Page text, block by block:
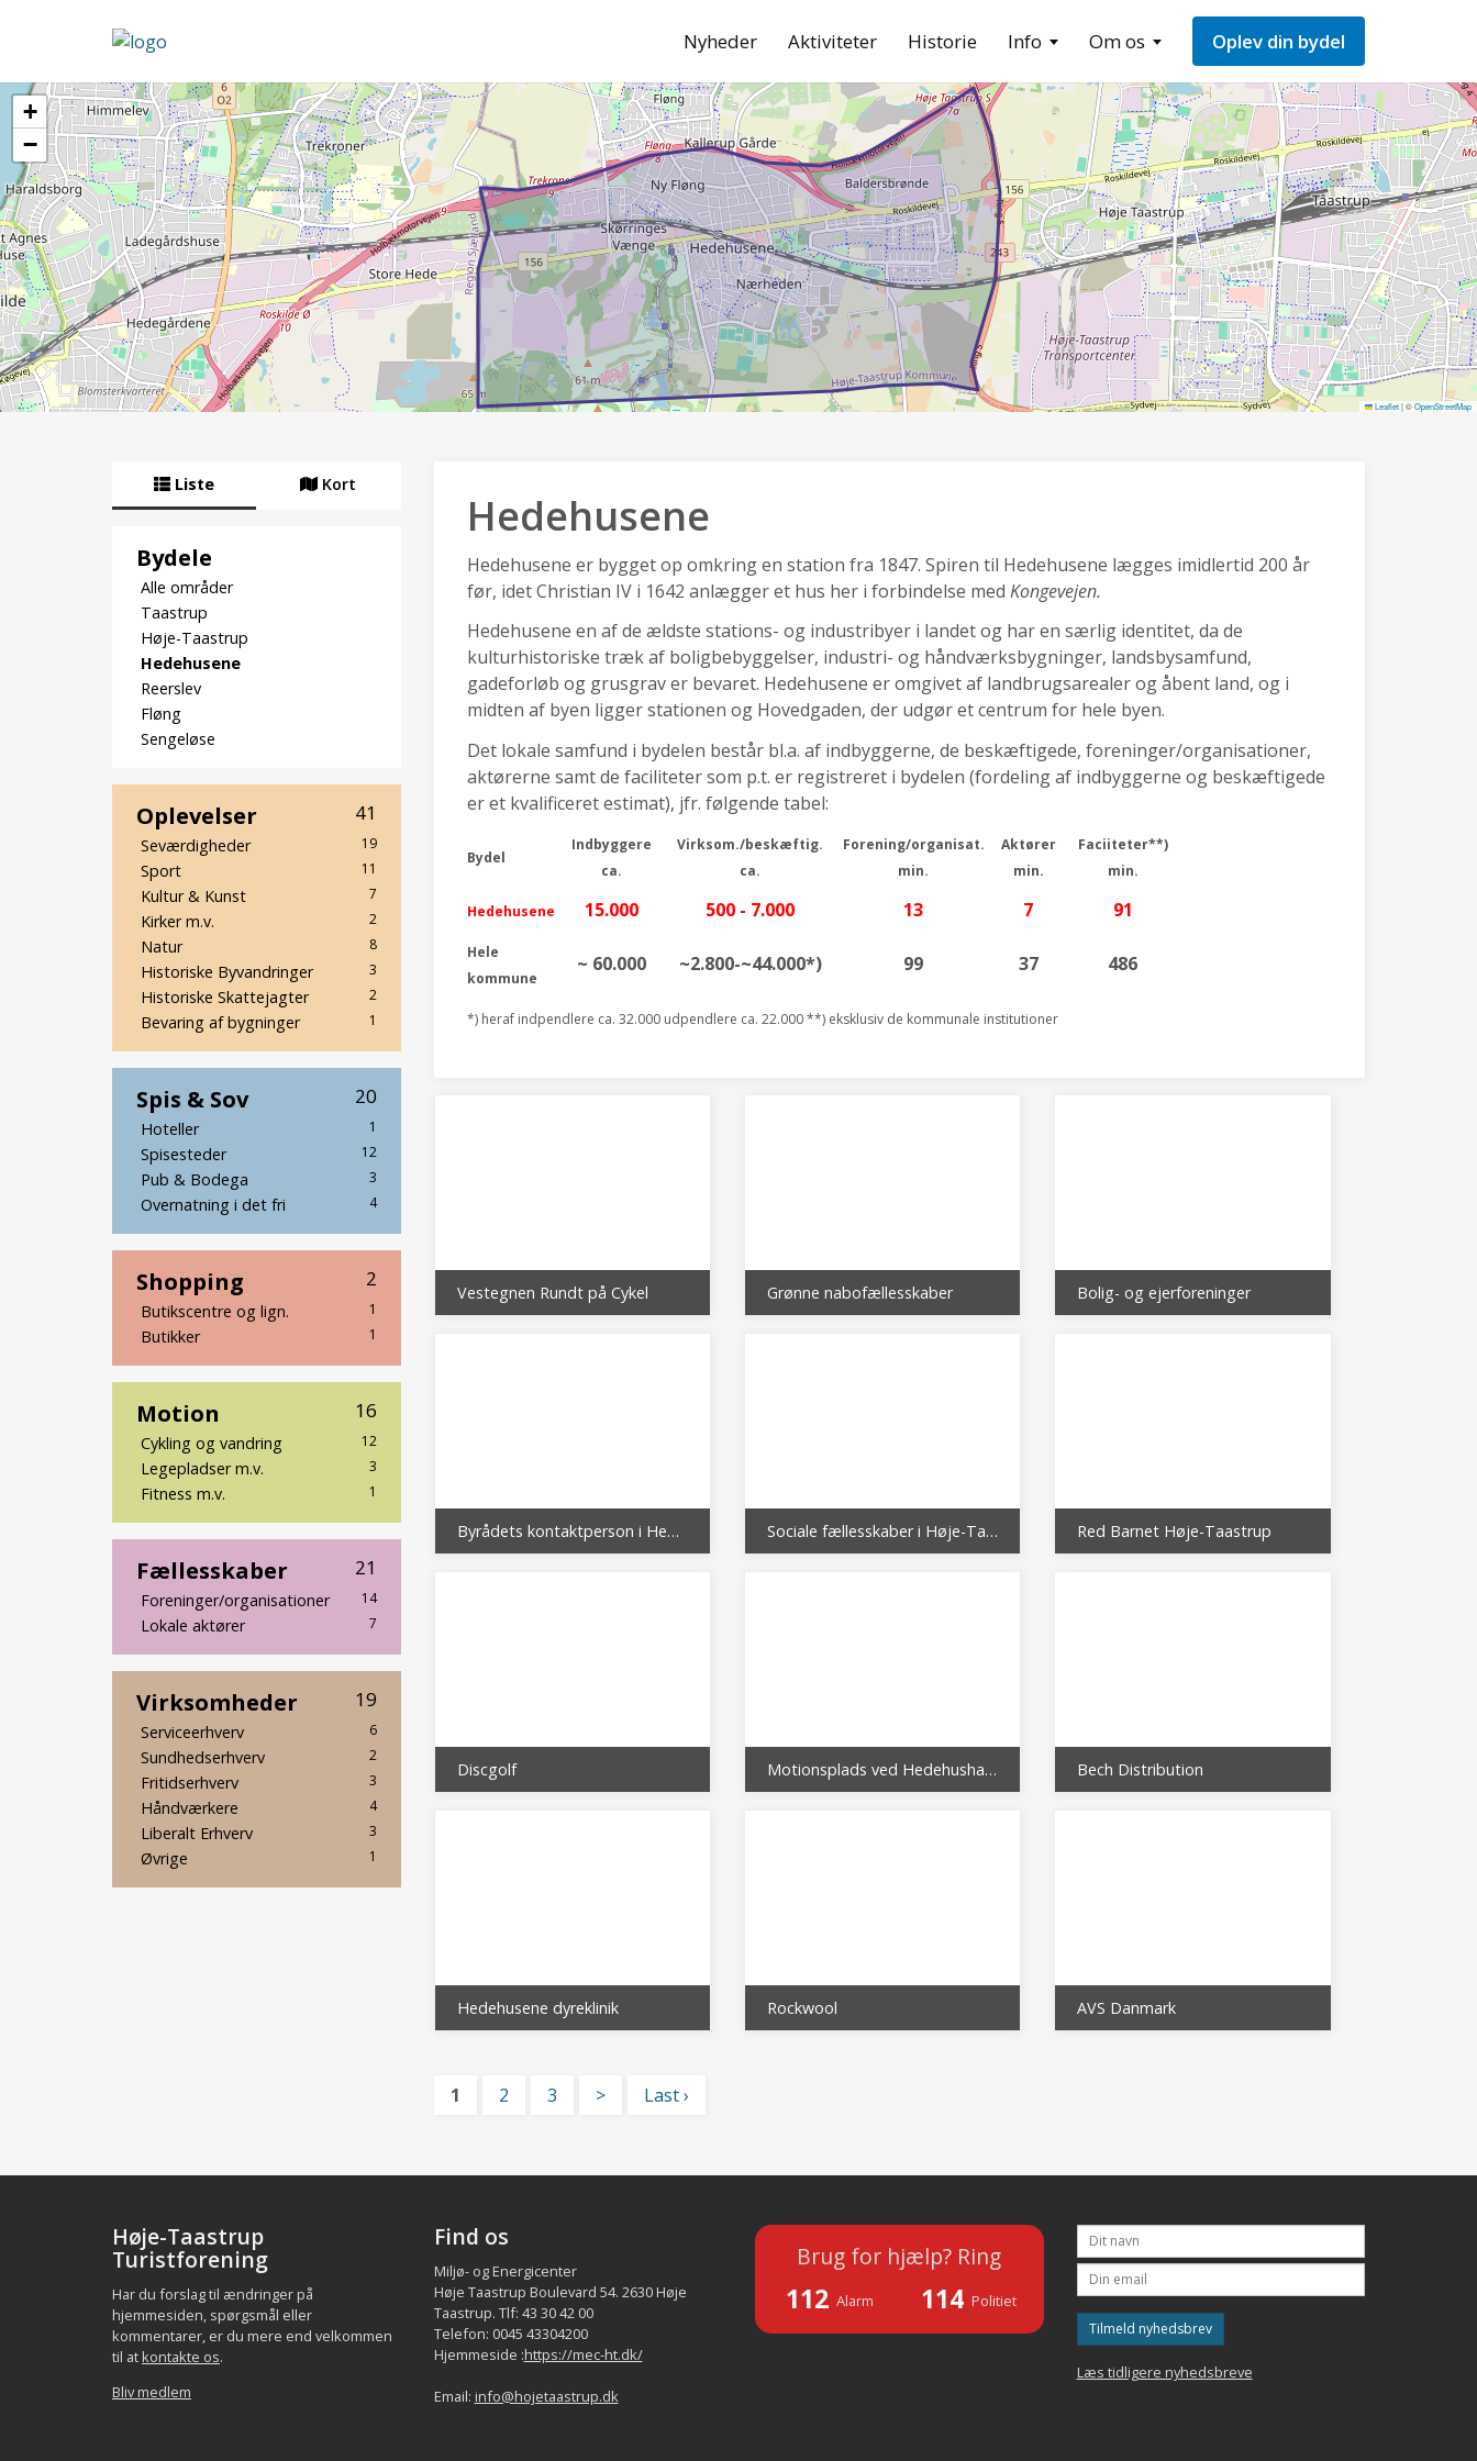
Nyheder Aktiviteter Historie Info Om os Oplev din bydel
+
−
Leaflet|©OpenStreetMap
Liste Kort
Bydele
Alle områder
Taastrup
Høje-Taastrup
Hedehusene
Reerslev
Fløng
Sengeløse
41
Oplevelser
19
Seværdigheder
11
Sport
7
Kultur & Kunst
2
Kirker m.v.
8
Natur
3
Historiske Byvandringer
2
Historiske Skattejagter
1
Bevaring af bygninger
20
Spis & Sov
1
Hoteller
12
Spisesteder
3
Pub & Bodega
4
Overnatning i det fri
2
Shopping
1
Butikscentre og lign.
1
Butikker
16
Motion
12
Cykling og vandring
3
Legepladser m.v.
1
Fitness m.v.
21
Fællesskaber
14
Foreninger/organisationer
7
Lokale aktører
19
Virksomheder
6
Serviceerhverv
2
Sundhedserhverv
3
Fritidserhverv
4
Håndværkere
3
Liberalt Erhverv
1
Øvrige
Hedehusene
Hedehusene er bygget op omkring en station fra 1847. Spiren til Hedehusene lægges imidlertid 200 år
før, idet Christian IV i 1642 anlægger et hus her i forbindelse med Kongevejen.
Hedehusene en af de ældste stations- og industribyer i landet og har en særlig identitet, da de
kulturhistoriske træk af boligbebyggelser, industri- og håndværksbygninger, landsbysamfund,
gadeforløb og grusgrav er bevaret. Hedehusene er omgivet af landbrugsarealer og åbent land, og i
midten af byen ligger stationen og Hovedgaden, der udgør et centrum for hele byen.
Det lokale samfund i bydelen består bl.a. af indbyggerne, de beskæftigede, foreninger/organisationer,
aktørerne samt de faciliteter som p.t. er registreret i bydelen (fordeling af indbyggerne og beskæftigede
er et kvalificeret estimat), jfr. følgende tabel:
Bydel
Indbyggere
ca.
Virksom./beskæftig.
ca.
Forening/organisat.
min.
Aktører
min.
Faciiteter**)
min.
Hedehusene 15.000 500 - 7.000 13 7 91
Hele
kommune
~ 60.000 ~2.800-~44.000*) 99 37 486
*) heraf indpendlere ca. 32.000 udpendlere ca. 22.000 **) eksklusiv de kommunale institutioner
Vestegnen Rundt på Cykel Grønne nabofællesskaber Bolig- og ejerforeninger
Byrådets kontaktperson i Hedehusene bydel Sociale fællesskaber i Høje-Taastrup Red Barnet Høje-Taastrup
Discgolf Motionsplads ved Hedehushallen Bech Distribution
Hedehusene dyreklinik Rockwool AVS Danmark
1 2 3 > Last ›
Høje-Taastrup
Turistforening
Har du forslag til ændringer på
hjemmesiden, spørgsmål eller
kommentarer, er du mere end velkommen
til at kontakte os.
Bliv medlem
Find os
Miljø- og Energicenter
Høje Taastrup Boulevard 54. 2630 Høje
Taastrup. Tlf: 43 30 42 00
Telefon: 0045 43304200
Hjemmeside :https://mec-ht.dk/
Email: info@hojetaastrup.dk
Brug for hjælp? Ring
112 Alarm 114 Politiet
Tilmeld nyhedsbrev
Læs tidligere nyhedsbreve